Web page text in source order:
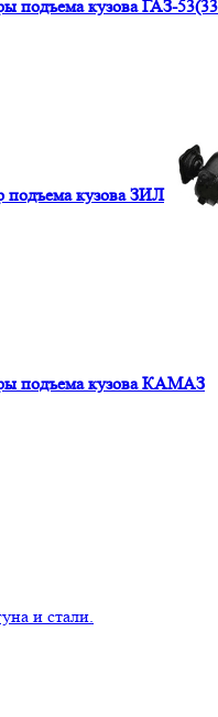
подъема кузова ГАЗ-
подъема кузова ЗИЛ
подъема кузова КАМАЗ
и стали.